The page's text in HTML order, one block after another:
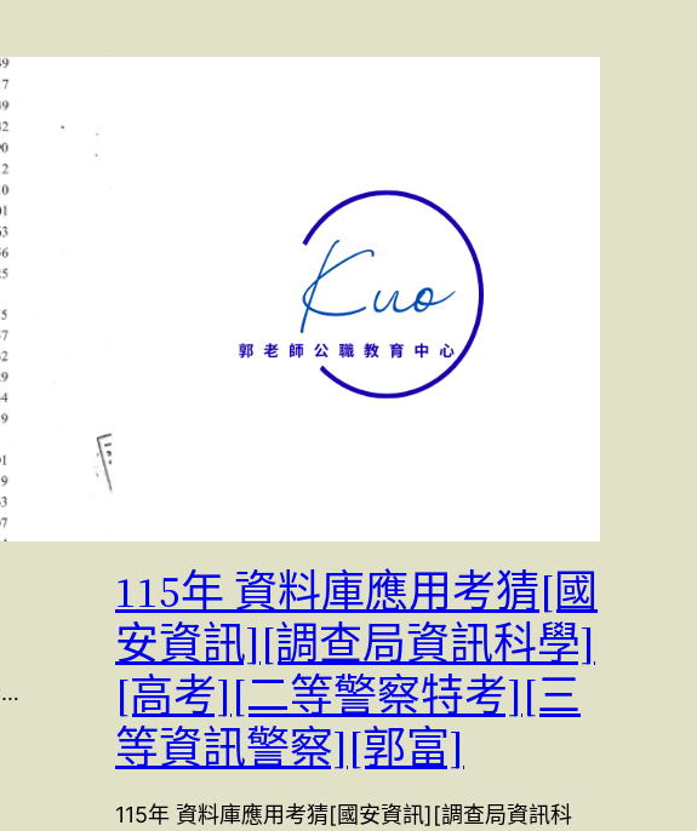
115年 資料庫應用考猜[國
安資訊][調查局資訊科學]
[高考][二等警察特考][三
等資訊警察][郭富]
115年 資料庫應用考猜[國安資訊][調查局資訊科